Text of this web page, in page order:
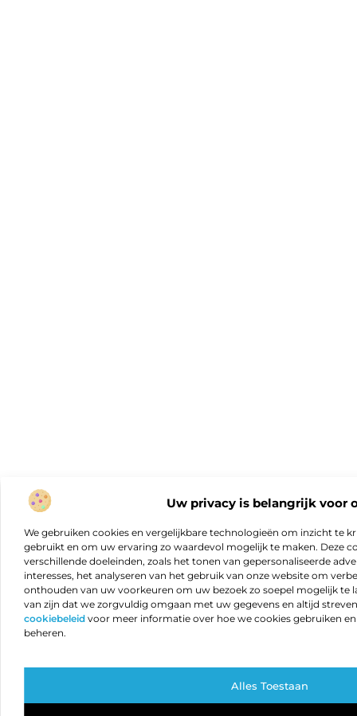
Uw privacy is belangrijk voor
We gebruiken cookies en vergelijkbare technologieën om inzicht te
gebruikt en om uw ervaring zo waardevol mogelijk te maken. Deze
verschillende doeleinden, zoals het tonen van gepersonaliseerde
interesses, het analyseren van het gebruik van onze website om
onthouden van uw voorkeuren om uw bezoek zo soepel mogelijk te
van zijn dat we zorgvuldig omgaan met uw gegevens en altijd
cookiebeleid voor meer informatie over hoe we cookies gebruiken
beheren.
Alles Toestaan